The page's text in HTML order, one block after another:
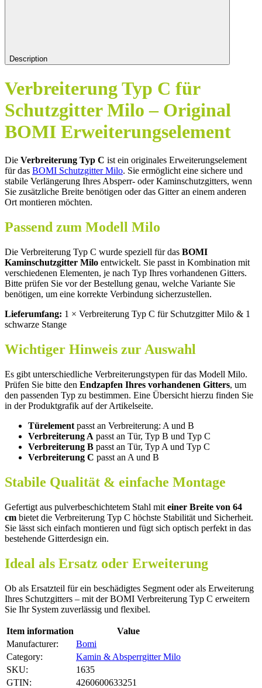
Description
Verbreiterung Typ C für
Schutzgitter Milo – Original
BOMI Erweiterungselement
Die Verbreiterung Typ C ist ein originales Erweiterungselement
für das BOMI Schutzgitter Milo. Sie ermöglicht eine sichere und
stabile Verlängerung Ihres Absperr- oder Kaminschutzgitters, wenn
Sie zusätzliche Breite benötigen oder das Gitter an einem anderen
Ort montieren möchten.
Passend zum Modell Milo
Die Verbreiterung Typ C wurde speziell für das BOMI
Kaminschutzgitter Milo entwickelt. Sie passt in Kombination mit
verschiedenen Elementen, je nach Typ Ihres vorhandenen Gitters.
Bitte prüfen Sie vor der Bestellung genau, welche Variante Sie
benötigen, um eine korrekte Verbindung sicherzustellen.
Lieferumfang: 1 × Verbreiterung Typ C für Schutzgitter Milo & 1
schwarze Stange
Wichtiger Hinweis zur Auswahl
Es gibt unterschiedliche Verbreiterungstypen für das Modell Milo.
Prüfen Sie bitte den Endzapfen Ihres vorhandenen Gitters, um
den passenden Typ zu bestimmen. Eine Übersicht hierzu finden Sie
in der Produktgrafik auf der Artikelseite.
Türelement passt an Verbreiterung: A und B
Verbreiterung A passt an Tür, Typ B und Typ C
Verbreiterung B passt an Tür, Typ A und Typ C
Verbreiterung C passt an A und B
Stabile Qualität & einfache Montage
Gefertigt aus pulverbeschichtetem Stahl mit einer Breite von 64
cm bietet die Verbreiterung Typ C höchste Stabilität und Sicherheit.
Sie lässt sich einfach montieren und fügt sich optisch perfekt in das
bestehende Gitterdesign ein.
Ideal als Ersatz oder Erweiterung
Ob als Ersatzteil für ein beschädigtes Segment oder als Erweiterung
Ihres Schutzgitters – mit der BOMI Verbreiterung Typ C erweitern
Sie Ihr System zuverlässig und flexibel.
Item information
Value
Manufacturer:
Bomi
Category:
Kamin & Absperrgitter Milo
SKU:
1635
GTIN:
4260600633251